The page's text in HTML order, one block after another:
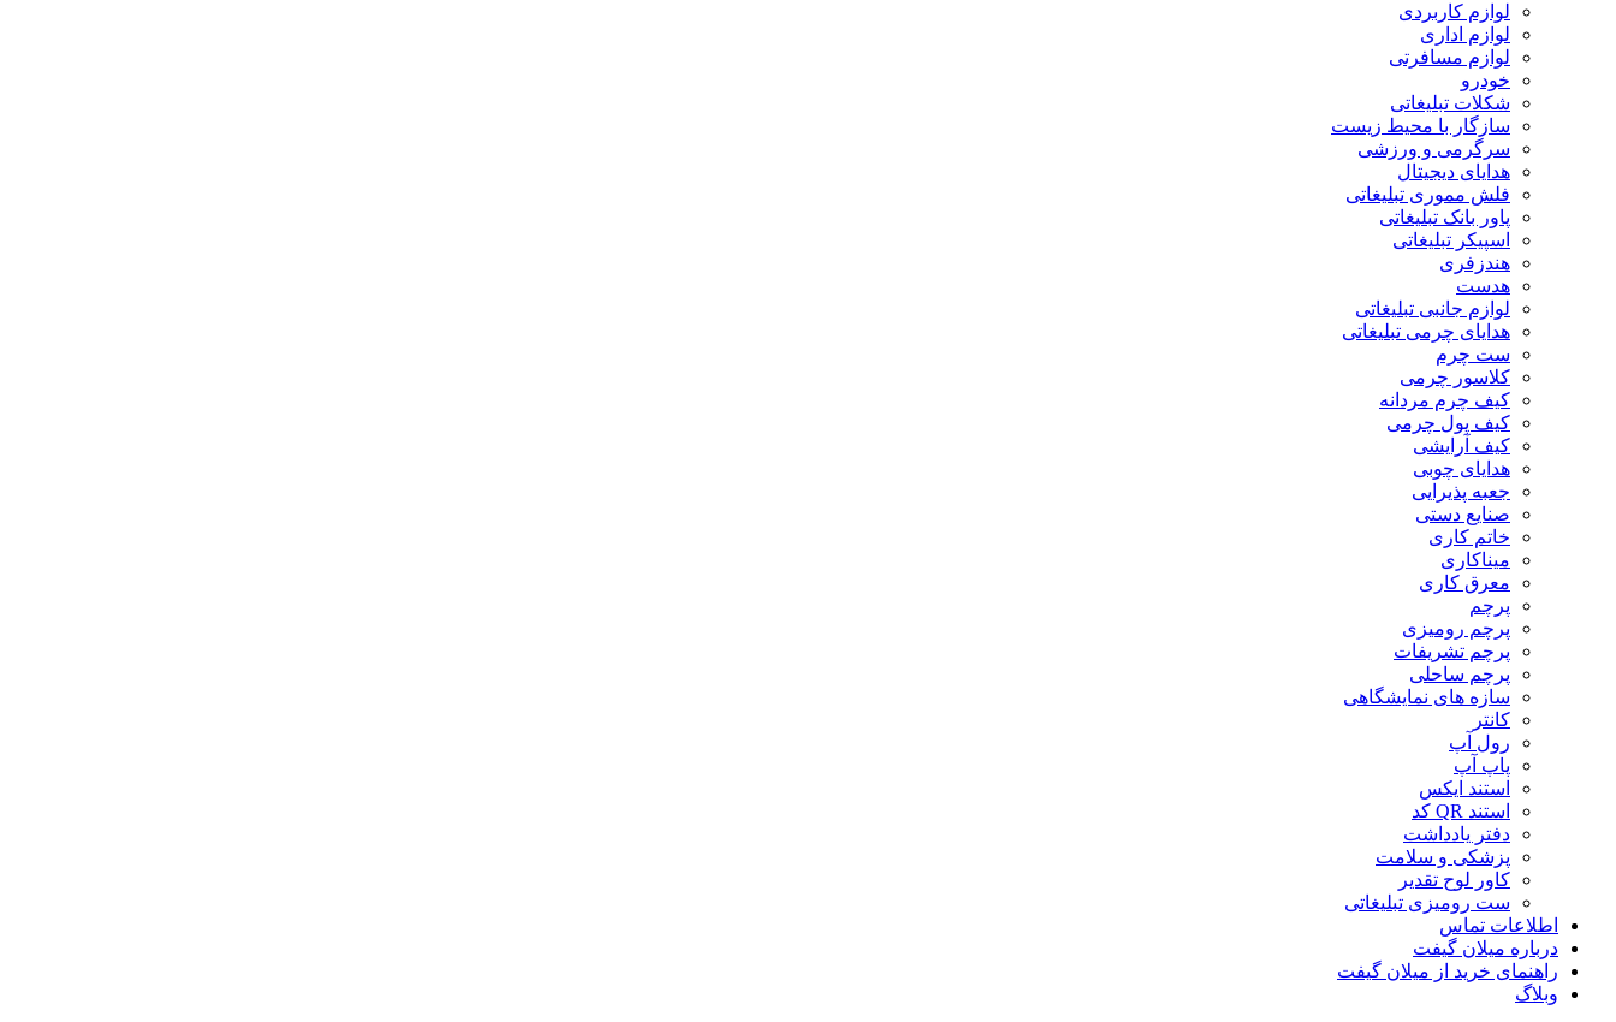
لوازم کاربردی
لوازم اداری
لوازم مسافرتی
خودرو
شکلات تبلیغاتی
سازگار با محیط زیست
سرگرمی و ورزشی
هدایای دیجیتال
فلش مموری تبلیغاتی
پاور بانک تبلیغاتی
اسپیکر تبلیغاتی
هندزفری
هدست
لوازم جانبی تبلیغاتی
هدایای چرمی تبلیغاتی
ست چرم
کلاسور چرمی
کیف چرم مردانه
کیف پول چرمی
کیف آرایشی
هدایای چوبی
جعبه پذیرایی
صنایع دستی
خاتم کاری
میناکاری
معرق کاری
پرچم
پرچم رومیزی
پرچم تشریفات
پرچم ساحلی
سازه های نمایشگاهی
کانتر
رول آپ
پاپ آپ
استند ایکس
استند QR کد
دفتر یادداشت
پزشکی و سلامت
کاور لوح تقدیر
ست رومیزی تبلیغاتی
اطلاعات تماس
درباره میلان گیفت
راهنمای خرید از میلان گیفت
وبلاگ